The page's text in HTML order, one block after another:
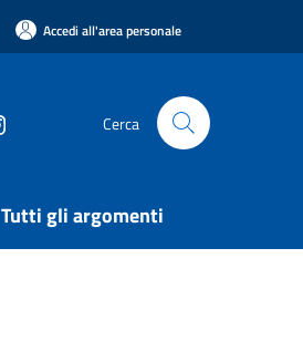
Accedi all'area personale
Cerca
Tutti gli argomenti